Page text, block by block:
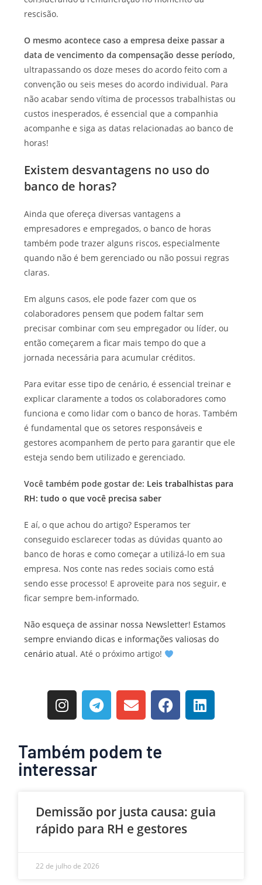
rescisão.
O mesmo acontece caso a empresa deixe passar a
data de vencimento da compensação desse período,
ultrapassando os doze meses do acordo feito com a
convenção ou seis meses do acordo individual. Para
não acabar sendo vítima de processos trabalhistas ou
custos inesperados, é essencial que a companhia
acompanhe e siga as datas relacionadas ao banco de
horas!
Existem desvantagens no uso do
banco de horas?
Ainda que ofereça diversas vantagens a
empresadores e empregados, o banco de horas
também pode trazer alguns riscos, especialmente
quando não é bem gerenciado ou não possui regras
claras.
Em alguns casos, ele pode fazer com que os
colaboradores pensem que podem faltar sem
precisar combinar com seu empregador ou líder, ou
então começarem a ficar mais tempo do que a
jornada necessária para acumular créditos.
Para evitar esse tipo de cenário, é essencial treinar e
explicar claramente a todos os colaboradores como
funciona e como lidar com o banco de horas. Também
é fundamental que os setores responsáveis e
gestores acompanhem de perto para garantir que ele
esteja sendo bem utilizado e gerenciado.
Você também pode gostar de: Leis trabalhistas para
RH: tudo o que você precisa saber
E aí, o que achou do artigo? Esperamos ter
conseguido esclarecer todas as dúvidas quanto ao
banco de horas e como começar a utilizá-lo em sua
empresa. Nos conte nas redes sociais como está
sendo esse processo! E aproveite para nos seguir, e
ficar sempre bem-informado.
Não esqueça de assinar nossa Newsletter! Estamos
sempre enviando dicas e informações valiosas do
cenário atual. Até o próximo artigo!
Também podem te
interessar
Demissão por justa causa: guia
rápido para RH e gestores
22 de julho de 2026